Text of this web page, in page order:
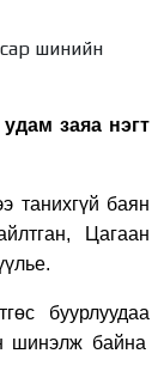
шинийн
заяа нэгт
танихгүй баян
Цагаан
буурлуудаа
шинэлж байна